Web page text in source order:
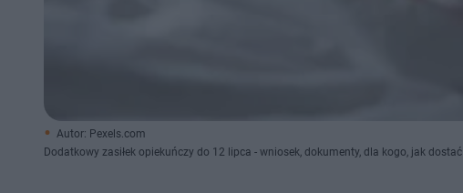
Autor: Pexels.com
Dodatkowy zasiłek opiekuńczy do 12 lipca - wniosek, dokumenty, dla kogo, jak dostać